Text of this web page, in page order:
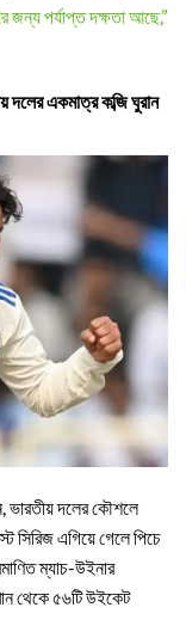
পর্যাপ্ত দক্ষতা আছে,”
একমাত্র কব্জি ঘুরান
ভারতীয় দলের কৌশলে
সিরিজ এগিয়ে গেলে পিচে
ম্যাচ-উইনার
থেকে ৫৬টি উইকেট